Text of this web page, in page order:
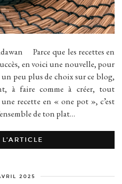
Parce que les recettes en
en voici une nouvelle, pour
peu plus de choix sur ce blog,
à faire comme à créer, tout
recette en « one pot », c’est
de ton plat…
2025